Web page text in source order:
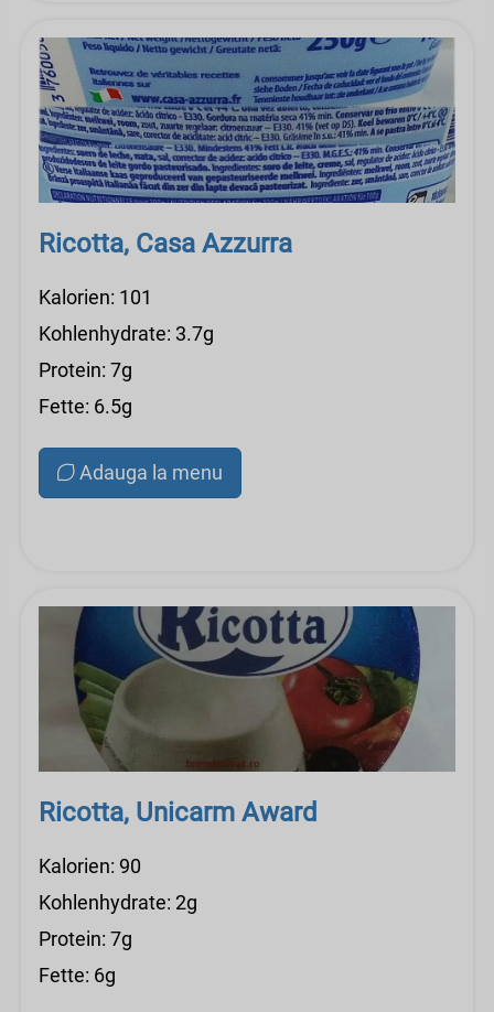
Ricotta, Casa Azzurra
Kalorien: 101
Kohlenhydrate: 3.7g
Protein: 7g
Fette: 6.5g
Adauga la menu
Ricotta, Unicarm Award
Kalorien: 90
Kohlenhydrate: 2g
Protein: 7g
Fette: 6g